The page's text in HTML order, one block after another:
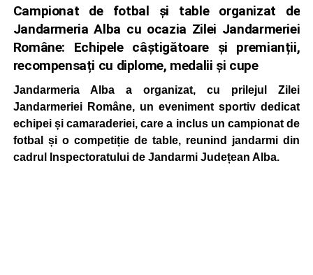
Campionat de fotbal și table organizat de
Jandarmeria Alba cu ocazia Zilei Jandarmeriei
Române: Echipele câștigătoare și premianții,
recompensați cu diplome, medalii și cupe
Jandarmeria Alba a organizat, cu prilejul Zilei
Jandarmeriei Române, un eveniment sportiv dedicat
echipei și camaraderiei, care a inclus un campionat de
fotbal și o competiție de table, reunind jandarmi din
cadrul Inspectoratului de Jandarmi Județean Alba.